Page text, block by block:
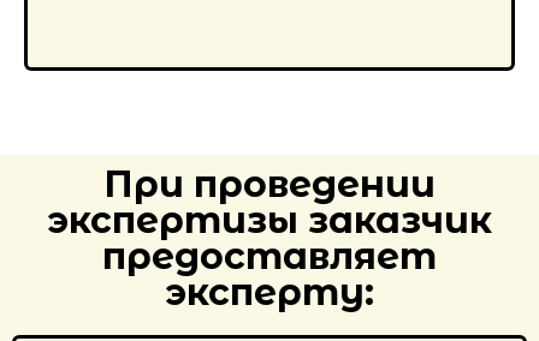
При проведении
экспертизы заказчик
предоставляет
эксперту: